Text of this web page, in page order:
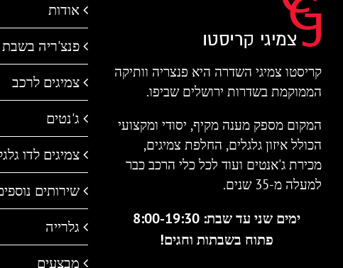
קריסטו צמיגי השדרה היא פנצריה וותיקה
הממוקמת בשדרות ירושלים שביפו.
המקום מספק מענה מקיף, יסודי ומקצועי
הכולל איזון גלגלים, החלפת צמיגים,
מכירת ג'אנטים ועוד לכל כלי הרכב כבר
למעלה מ-35 שנים.
ימים שני עד שבת: 8:00-19:30
פתוח בשבתות וחגים!
אודות
פנצ'ריה בשבת
צמיגים לרכב
ג'נטים
צמיגים לדו
שירותים
גלרייה
מבצעים